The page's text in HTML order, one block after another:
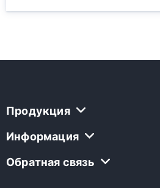
Продукция
Информация
Обратная связь